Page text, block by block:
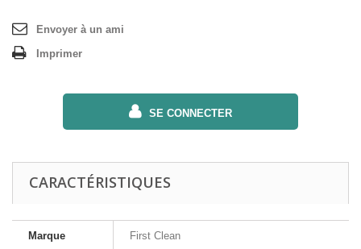
Envoyer à un ami
Imprimer
SE CONNECTER
CARACTÉRISTIQUES
Marque First Clean